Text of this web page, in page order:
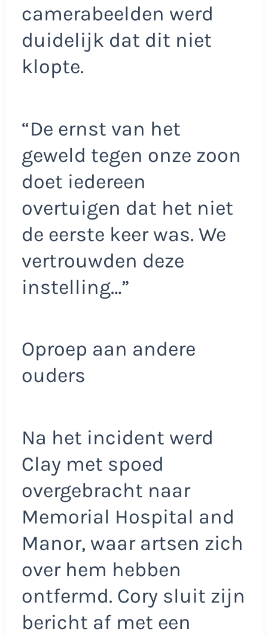
camerabeelden werd
duidelijk dat dit niet
klopte.
“De ernst van het
geweld tegen onze zoon
doet iedereen
overtuigen dat het niet
de eerste keer was. We
vertrouwden deze
instelling…”
Oproep aan andere
ouders
Na het incident werd
Clay met spoed
overgebracht naar
Memorial Hospital and
Manor, waar artsen zich
over hem hebben
ontfermd. Cory sluit zijn
bericht af met een